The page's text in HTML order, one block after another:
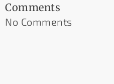
Comments
No Comments